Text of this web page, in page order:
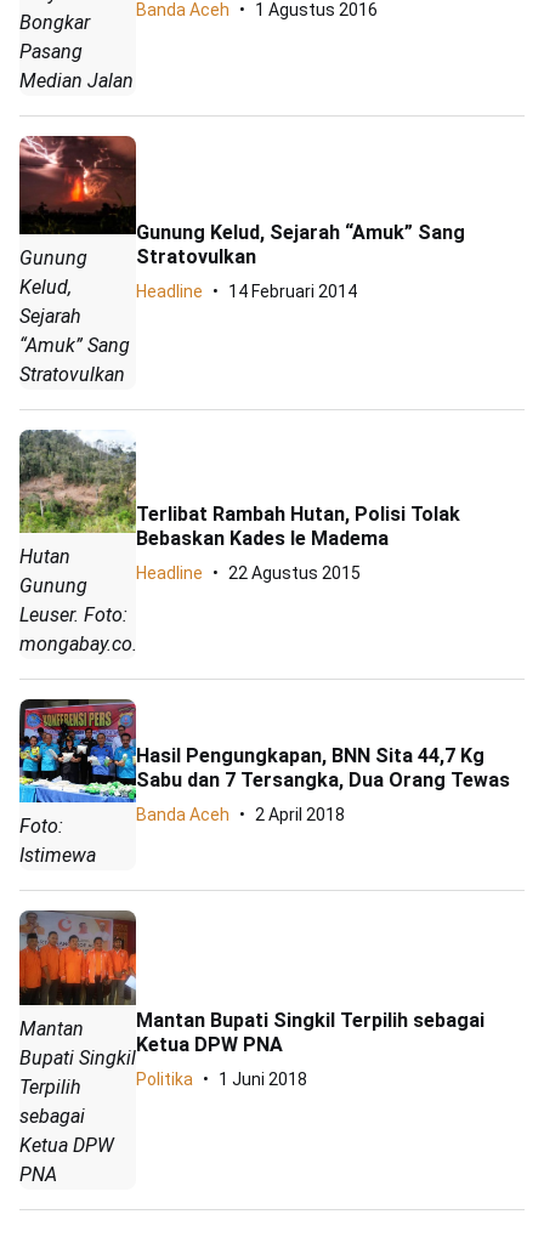
Bongkar
Pasang
Median Jalan
Banda Aceh 1 Agustus 2016
Gunung
Kelud,
Sejarah
“Amuk” Sang
Stratovulkan
Gunung Kelud, Sejarah “Amuk” Sang
Stratovulkan
Headline 14 Februari 2014
Hutan
Gunung
Leuser. Foto:
mongabay.co.id
Terlibat Rambah Hutan, Polisi Tolak
Bebaskan Kades Ie Madema
Headline 22 Agustus 2015
Foto:
Istimewa
Hasil Pengungkapan, BNN Sita 44,7 Kg
Sabu dan 7 Tersangka, Dua Orang Tewas
Banda Aceh 2 April 2018
Mantan
Bupati Singkil
Terpilih
sebagai
Ketua DPW
PNA
Mantan Bupati Singkil Terpilih sebagai
Ketua DPW PNA
Politika 1 Juni 2018